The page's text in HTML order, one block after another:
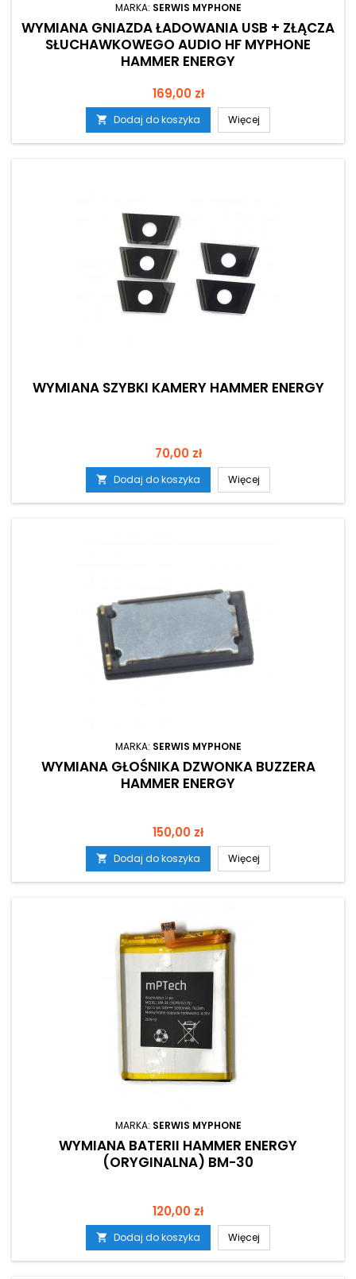
MARKA: SERWIS MYPHONE
WYMIANA GNIAZDA ŁADOWANIA USB + ZŁĄCZA
SŁUCHAWKOWEGO AUDIO HF MYPHONE
HAMMER ENERGY
Cena
169,00 zł
 Dodaj do koszyka Więcej
WYMIANA SZYBKI KAMERY HAMMER ENERGY
Cena
70,00 zł
 Dodaj do koszyka Więcej
MARKA: SERWIS MYPHONE
WYMIANA GŁOŚNIKA DZWONKA BUZZERA
HAMMER ENERGY
Cena
150,00 zł
 Dodaj do koszyka Więcej
MARKA: SERWIS MYPHONE
WYMIANA BATERII HAMMER ENERGY
(ORYGINALNA) BM-30
Cena
120,00 zł
 Dodaj do koszyka Więcej